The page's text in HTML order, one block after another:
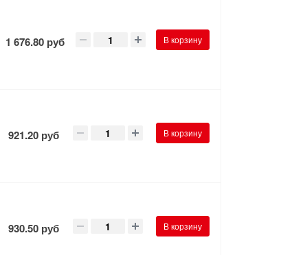
1 676.80 руб В корзину
921.20 руб В корзину
930.50 руб В корзину